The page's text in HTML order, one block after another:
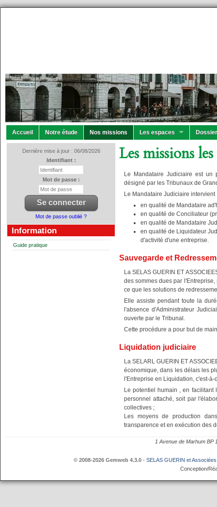
Accueil Notre étude Nos missions Les espaces
Dernière mise à jour : 06/08/2026
Identifiant :
Mot de passe :
Mot de passe oublié ?
Information
Guide pratique
Les missions
Le Mandataire Judiciaire est un
désigné par les Tribunaux de
Le Mandataire Judiciaire intervient
en qualité de Mandataire
en qualité de Conciliateur
en qualité de Mandataire
en qualité de Liquidateur
d'activité d'une entreprise.
Sauvegarde et
La SELAS GUERIN ET
des sommes dues par
ce que les solutions de
Elle assiste pendant toute la
l'absence d'Administrateur
ouverte par le Tribunal.
Cette procédure a pour but de
Liquidation judiciaire
La SELARL GUERIN ET
économique, dans les délais les
l'Entreprise en Liquidation, c'est-à-
Le potentiel humain , en
personnel attaché, soit par
collectives ;
Les moyens de production
transparence et en exécution des
1 Avenue de Marhum BP
© 2008-2026 Gemweb 4.3.0 - SELAS GUERIN et Associées
Conception/